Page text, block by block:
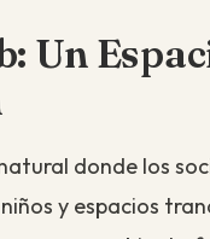
Un
donde los
y espacios